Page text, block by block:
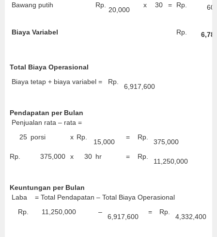
Bawang putih Rp.
20,000
x 30 = Rp.
Biaya Variabel Rp.
Total Biaya Operasional
Biaya tetap + biaya variabel =
Rp.
6,917,600
Pendapatan per Bulan
Penjualan rata – rata =
25 porsi x Rp.
15,000
= Rp.
375,000
Rp.
375,000 x 30 hr = Rp.
11,250,000
Keuntungan per Bulan
Laba = Total Pendapatan – Total Biaya Operasional
Rp.
11,250,000 –
6,917,600
= Rp.
4,332,400